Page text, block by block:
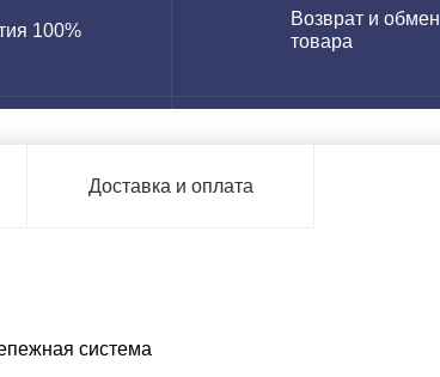
100%
Возврат и обмен
товара
Доставка и оплата
система